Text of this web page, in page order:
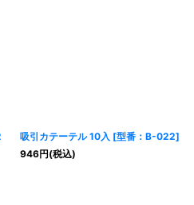
吸引カテーテル 10入 [型番：B-022]
946円(税込)